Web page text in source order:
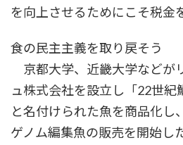
を向上させるためにこそ税金
食の民主主義を取り戻そう
京都大学、近畿大学などが
ュ株式会社を設立し「22世紀
と名付けられた魚を商品化し
ゲノム編集魚の販売を開始した